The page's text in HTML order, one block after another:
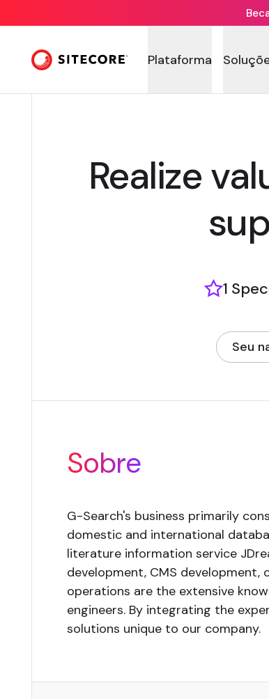
Plataforma
Realize
1
Seu
Sobre
G-Search's business primarily
domestic and international
literature information service
development, CMS
operations are the extensive
engineers. By integrating the
solutions unique to our company.